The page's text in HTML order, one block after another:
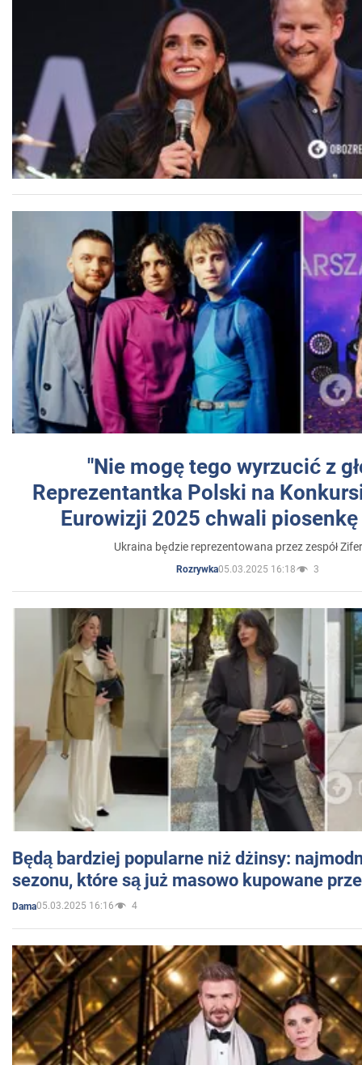
"Nie mogę tego wyrzucić z
Reprezentantka Polski na
Eurowizji 2025 chwali
Ukraina będzie reprezentowana przez zespół
Rozrywka05.03.2025 16:18 3
Będą bardziej popularne niż dżinsy:
sezonu, które są już masowo kupowane
Dama05.03.2025 16:16 4